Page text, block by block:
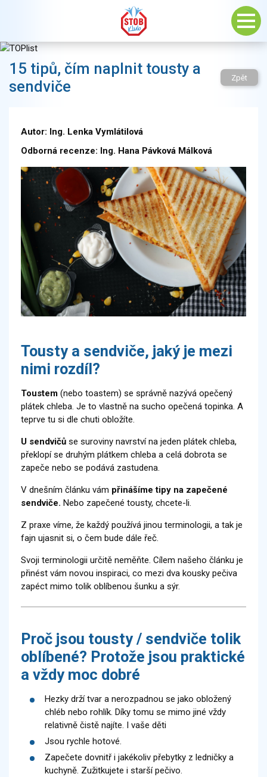
15 tipů, čím naplnit tousty a
sendviče
Zpět
Autor: Ing. Lenka Vymlátilová
Odborná recenze: Ing. Hana Pávková Málková
Tousty a sendviče, jaký je mezi
nimi rozdíl?
Toustem (nebo toastem) se správně nazývá opečený
plátek chleba. Je to vlastně na sucho opečená topinka. A
teprve tu si dle chuti obložíte.
U sendvičů se suroviny navrství na jeden plátek chleba,
překlopí se druhým plátkem chleba a celá dobrota se
zapeče nebo se podává zastudena.
V dnešním článku vám přinášíme tipy na zapečené
sendviče. Nebo zapečené tousty, chcete-li.
Z praxe víme, že každý používá jinou terminologii, a tak je
fajn ujasnit si, o čem bude dále řeč.
Svoji terminologii určitě neměňte. Cílem našeho článku je
přinést vám novou inspiraci, co mezi dva kousky pečiva
zapéct mimo tolik oblíbenou šunku a sýr.
Proč jsou tousty / sendviče tolik
oblíbené? Protože jsou praktické
a vždy moc dobré
Hezky drží tvar a nerozpadnou se jako obložený
chléb nebo rohlík. Díky tomu se mimo jiné vždy
relativně čistě najíte. I vaše děti
Jsou rychle hotové.
Zapečete dovnitř i jakékoliv přebytky z ledničky a
kuchyně. Zužitkujete i starší pečivo.